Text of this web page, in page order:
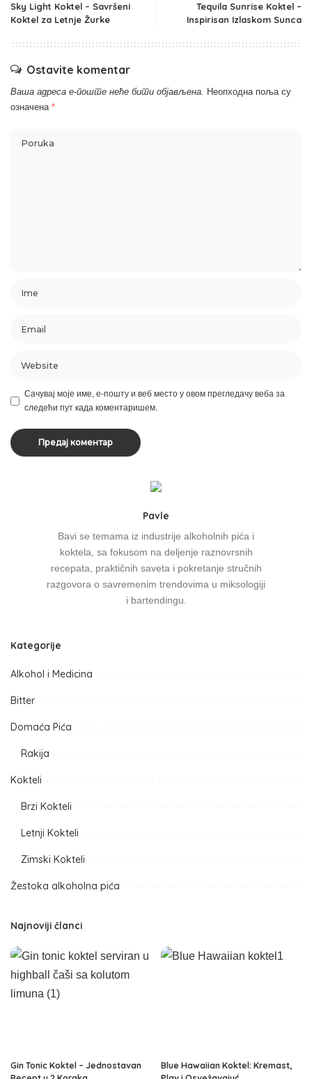
Sky Light Koktel – Savršeni
Koktel za Letnje Žurke
Tequila Sunrise Koktel –
Inspirisan Izlaskom Sunca
Ostavite komentar
Ваша адреса е-поште неће бити објављена. Неопходна поља су
означена *
Сачувај моје име, е-пошту и веб место у овом прегледачу веба за
следећи пут када коментаришем.
Pavle
Bavi se temama iz industrije alkoholnih pića i
koktela, sa fokusom na deljenje raznovrsnih
recepata, praktičnih saveta i pokretanje stručnih
razgovora o savremenim trendovima u miksologiji
i bartendingu.
Kategorije
Alkohol i Medicina
Bitter
Domaća Pića
Rakija
Kokteli
Brzi Kokteli
Letnji Kokteli
Zimski Kokteli
Žestoka alkoholna pića
Najnoviji članci
Gin Tonic Koktel – Jednostavan
Blue Hawaiian Koktel: Kremast,